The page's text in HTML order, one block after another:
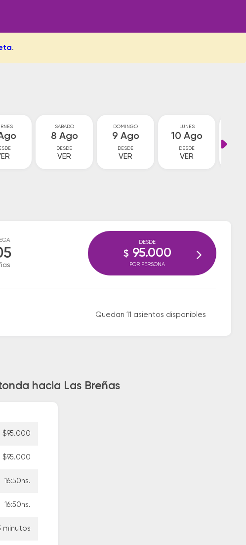
.
SABADO
8 Ago
DESDE
VER
DOMINGO
9 Ago
DESDE
VER
LUNES
10 Ago
DESDE
VER
Quedan 11 asientos disponibles
DESDE
$ 95.000
POR PERSONA
hacia Las Breñas
$95.000
$95.000
16:50hs.
16:50hs.
minutos